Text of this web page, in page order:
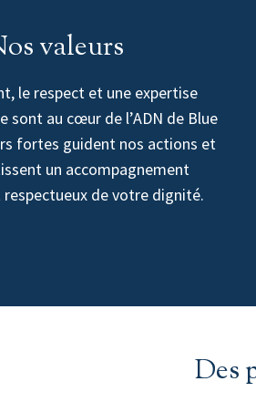
valeurs
le respect et une expertise
sont au cœur de l’ADN de Blue
fortes guident nos actions et
un accompagnement
de votre dignité.
Des